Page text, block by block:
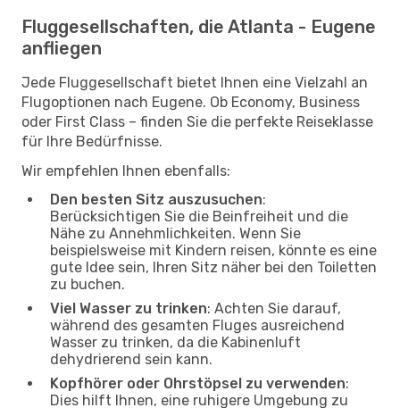
Fluggesellschaften, die Atlanta - Eugene
anfliegen
Jede Fluggesellschaft bietet Ihnen eine Vielzahl an
Flugoptionen nach Eugene. Ob Economy, Business
oder First Class – finden Sie die perfekte Reiseklasse
für Ihre Bedürfnisse.
Wir empfehlen Ihnen ebenfalls:
Den besten Sitz auszusuchen:
Berücksichtigen Sie die Beinfreiheit und die
Nähe zu Annehmlichkeiten. Wenn Sie
beispielsweise mit Kindern reisen, könnte es eine
gute Idee sein, Ihren Sitz näher bei den Toiletten
zu buchen.
Viel Wasser zu trinken: Achten Sie darauf,
während des gesamten Fluges ausreichend
Wasser zu trinken, da die Kabinenluft
dehydrierend sein kann.
Kopfhörer oder Ohrstöpsel zu verwenden:
Dies hilft Ihnen, eine ruhigere Umgebung zu